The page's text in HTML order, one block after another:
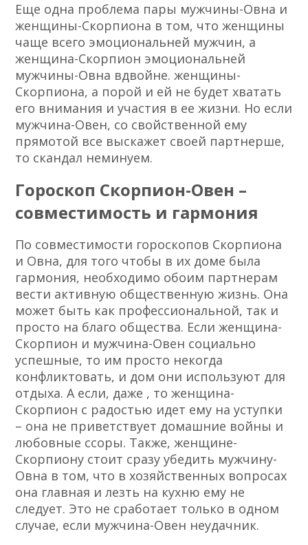
Еще одна проблема пары мужчины-Овна и
женщины-Скорпиона в том, что женщины
чаще всего эмоциональней мужчин, а
женщина-Скорпион эмоциональней
мужчины-Овна вдвойне. женщины-
Скорпиона, а порой и ей не будет хватать
его внимания и участия в ее жизни. Но если
мужчина-Овен, со свойственной ему
прямотой все выскажет своей партнерше,
то скандал неминуем.
Гороскоп Скорпион-Овен –
совместимость и гармония
По совместимости гороскопов Скорпиона
и Овна, для того чтобы в их доме была
гармония, необходимо обоим партнерам
вести активную общественную жизнь. Она
может быть как профессиональной, так и
просто на благо общества. Если женщина-
Скорпион и мужчина-Овен социально
успешные, то им просто некогда
конфликтовать, и дом они используют для
отдыха. А если, даже , то женщина-
Скорпион с радостью идет ему на уступки
– она не приветствует домашние войны и
любовные ссоры. Также, женщине-
Скорпиону стоит сразу убедить мужчину-
Овна в том, что в хозяйственных вопросах
она главная и лезть на кухню ему не
следует. Это не сработает только в одном
случае, если мужчина-Овен неудачник.